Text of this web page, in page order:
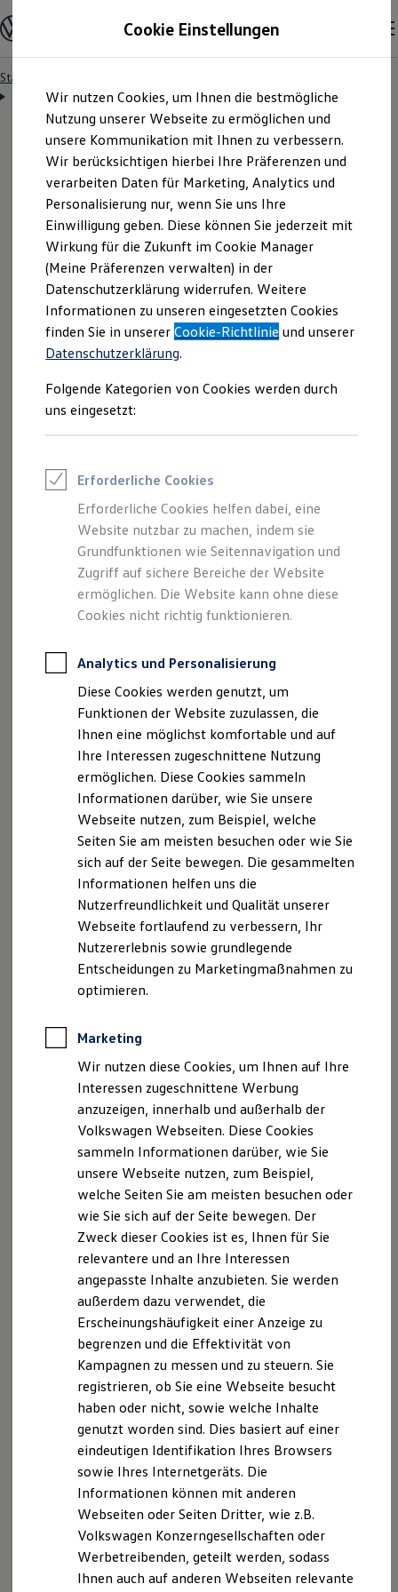
Hauptinhalt
springen
Footer
springen
Modelle & Konfigurator
Nutzfahrzeugkategorien entdecken
Modelle konfigurieren
Vorgängermodelle und Oldtimer
Vorgängermodelle
Oldtimer
Bulli Historie
Branchenlösungen & Gewerbekunden
Umbaulösungen und Hersteller finden
Auf- und Umbauten entdecken & konfigurieren
Groß- und Sonderkunden
Großkunden
Kommunen & Behörden
Journalisten
Sportvereine
Branchenlösungen
Bau & Handwerk
Gewerbliche Personenbeförderung
Service & mobile Werkstätten
Kurier, Logistik & Handel
Feuerwehr
Rettungsdienste
ONE Business ID Vorteile
Fahrzeugsuche & Marktplatz
Digitaler Marktplatz
Kauf & Finanzierung
Online-Fahrzeugbewertung
Aktionen & Angebote
E-Auto-Förderung
Für Privatkunden
Für Gewerbekunden
Profi Paket
TopDeal
Zertifizierte Gebrauchtwagen
Für Privatkunden
Für Gewerbekunden
Leasing
Für Privatkunden
Für Gewerbekunden
Versicherungen & Garantien
Garantien
Kfz-Versicherung für Nutzfahrzeuge
Restschuldversicherung
Wartungsverträge
Besitzer & Service
Reparatur & Service
Sommer-Special
Reparatur, Pflege & Inspektion
Servicetermin anfragen
Service-Vorteile bei Volkswagen Nutzfahrzeuge
ServicePlus
Economy Service
Räder & Reifen Service
Ersatzfahrzeuge
Software, Konnektivität & Apps
California App
VW Connect für Ihren ID. Buzz
VW Connect für Ihren Transporter/Caravelle
VW Connect für Ihren Amarok
VW Connect für andere Modelle
Connect Pro
Fleet Interface Data
Multistop Pathfinder
Übersicht Software Updates
Hilfreiches für Besitzer
Fahrerassistenz- und Sicherheitssysteme
Kontrollleuchten
Kurzfahrprofile und Ölverdünnung
XTL-Dieselkraftstoff
Ersatzteile und Betriebsflüssigkeiten
Original Zubehör und Lifestyle Produkte
myVolkswagen
myVolkswagen Business
Elektrisch & Autonom
Elektro - & Hybridfahrzeuge
Unser Ansatz
Klimafreundlicher Strom
Reichweite & Ladelösungen
Reichweitensimulator
Ladezeitensimulator
Ladelösungen für Privatkunden
Ladelösungen für Gewerbekunden
Wallbox und Ladekabel
Förderung & Kosten der Elektrofahrzeuge
Fördermöglichkeiten für Privatkunden
Fördermöglichkeiten für Gewerbekunden
Startseite
Servicetermin anfragen
Servicetermin bequem
online anfragen
Nutzen Sie unser Onlineformular, um schnell und
unkompliziert einen Servicetermin bei Ihrem
Volkswagen NutzfahrzeugePartner anzufragen.
Cookie Einstellungen
Wir nutzen Cookies, um Ihnen die bestmögliche
Nutzung unserer Webseite zu ermöglichen und
unsere Kommunikation mit Ihnen zu verbessern.
Wir berücksichtigen hierbei Ihre Präferenzen und
verarbeiten Daten für Marketing, Analytics und
Personalisierung nur, wenn Sie uns Ihre
Einwilligung geben. Diese können Sie jederzeit mit
Wirkung für die Zukunft im Cookie Manager
(Meine Präferenzen verwalten) in der
Datenschutzerklärung widerrufen. Weitere
Informationen zu unseren eingesetzten Cookies
finden Sie in unsererCookie-Richtlinie und unserer
Datenschutzerklärung.
Folgende Kategorien von Cookies werden durch
uns eingesetzt:
Erforderliche Cookies
Erforderliche Cookies helfen dabei, eine
Website nutzbar zu machen, indem sie
Grundfunktionen wie Seitennavigation und
Zugriff auf sichere Bereiche der Website
ermöglichen. Die Website kann ohne diese
Cookies nicht richtig funktionieren.
Analytics und Personalisierung
Diese Cookies werden genutzt, um
Funktionen der Website zuzulassen, die
Ihnen eine möglichst komfortable und auf
Ihre Interessen zugeschnittene Nutzung
ermöglichen. Diese Cookies sammeln
Informationen darüber, wie Sie unsere
Webseite nutzen, zum Beispiel, welche
Seiten Sie am meisten besuchen oder wie Sie
sich auf der Seite bewegen. Die gesammelten
Informationen helfen uns die
Nutzerfreundlichkeit und Qualität unserer
Webseite fortlaufend zu verbessern, Ihr
Nutzererlebnis sowie grundlegende
Entscheidungen zu Marketingmaßnahmen zu
optimieren.
Marketing
Wir nutzen diese Cookies, um Ihnen auf Ihre
Interessen zugeschnittene Werbung
anzuzeigen, innerhalb und außerhalb der
Volkswagen Webseiten. Diese Cookies
sammeln Informationen darüber, wie Sie
unsere Webseite nutzen, zum Beispiel,
welche Seiten Sie am meisten besuchen oder
wie Sie sich auf der Seite bewegen. Der
Zweck dieser Cookies ist es, Ihnen für Sie
relevantere und an Ihre Interessen
angepasste Inhalte anzubieten. Sie werden
außerdem dazu verwendet, die
Erscheinungshäufigkeit einer Anzeige zu
begrenzen und die Effektivität von
Kampagnen zu messen und zu steuern. Sie
registrieren, ob Sie eine Webseite besucht
haben oder nicht, sowie welche Inhalte
genutzt worden sind. Dies basiert auf einer
eindeutigen Identifikation Ihres Browsers
sowie Ihres Internetgeräts. Die
Informationen können mit anderen
Webseiten oder Seiten Dritter, wie z.B.
Volkswagen Konzerngesellschaften oder
Werbetreibenden, geteilt werden, sodass
Ihnen auch auf anderen Webseiten relevante